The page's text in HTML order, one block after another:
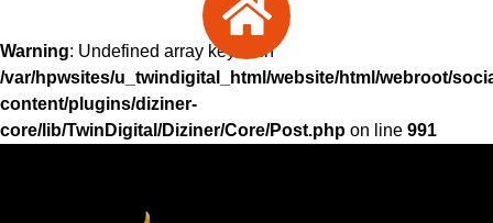
Warning: Undefined array key -1 in
/var/hpwsites/u_twindigital_html/website/html/webroot/
content/plugins/diziner-
core/lib/TwinDigital/Diziner/Core/Post.php on line 991